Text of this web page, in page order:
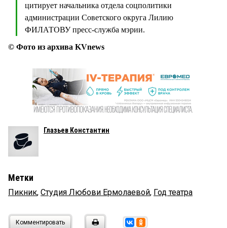
цитирует начальника отдела соцполитики
администрации Советского округа Лилию
ФИЛАТОВУ пресс-служба мэрии.
© Фото из архива KVnews
Глазьев Константин
Метки
Пикник, Студия Любови Ермолаевой, Год театра
Комментировать